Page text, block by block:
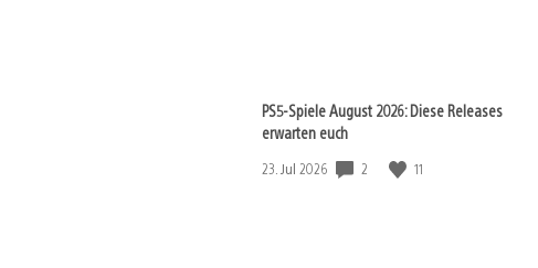
PS5-Spiele August 2026: Diese Releases
erwarten euch
Veröffentlichungsdatum:
23. Jul 2026 2 11